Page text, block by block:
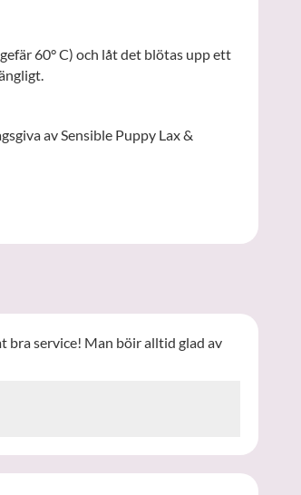
60° C) och låt det blötas upp ett
av Sensible Puppy Lax &
bra service! Man böir alltid glad av